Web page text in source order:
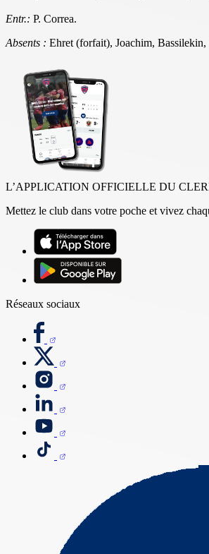
Entr.: P. Correa.
Absents : Ehret (forfait), Joachim,
L’APPLICATION OFFICIELLE DU
Mettez le club dans votre poche et vivez
Réseaux sociaux